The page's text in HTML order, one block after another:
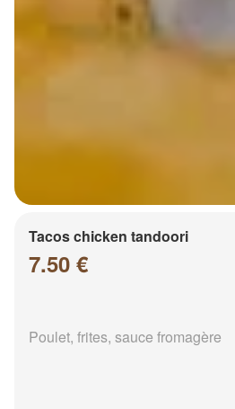
Tacos chicken tandoori
7.50 €
Poulet, frites, sauce fromagère